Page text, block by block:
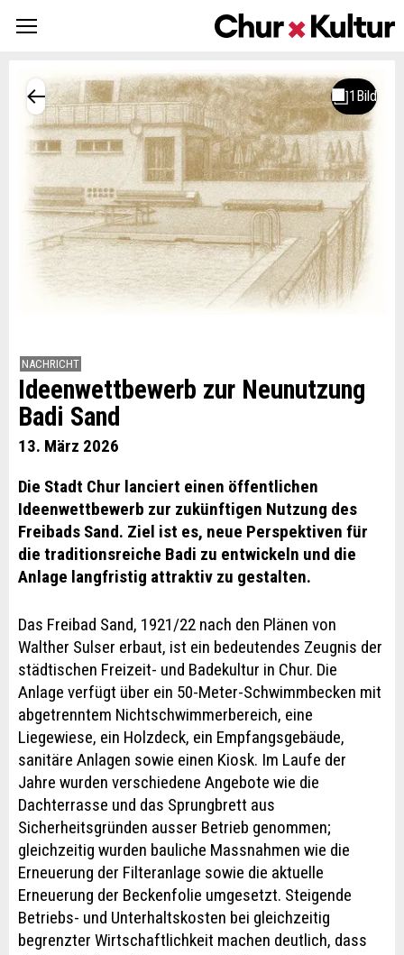
NACHRICHT
Ideenwettbewerb zur Neunutzung
Badi Sand
13. März 2026
Die Stadt Chur lanciert einen öffentlichen
Ideenwettbewerb zur zukünftigen Nutzung des
Freibads Sand. Ziel ist es, neue Perspektiven für
die traditionsreiche Badi zu entwickeln und die
Anlage langfristig attraktiv zu gestalten.
Das Freibad Sand, 1921/22 nach den Plänen von
Walther Sulser erbaut, ist ein bedeutendes Zeugnis der
städtischen Freizeit- und Badekultur in Chur. Die
Anlage verfügt über ein 50-Meter-Schwimmbecken mit
abgetrenntem Nichtschwimmerbereich, eine
Liegewiese, ein Holzdeck, ein Empfangsgebäude,
sanitäre Anlagen sowie einen Kiosk. Im Laufe der
Jahre wurden verschiedene Angebote wie die
Dachterrasse und das Sprungbrett aus
Sicherheitsgründen ausser Betrieb genommen;
gleichzeitig wurden bauliche Massnahmen wie die
Erneuerung der Filteranlage sowie die aktuelle
Erneuerung der Beckenfolie umgesetzt. Steigende
Betriebs- und Unterhaltskosten bei gleichzeitig
begrenzter Wirtschaftlichkeit machen deutlich, dass